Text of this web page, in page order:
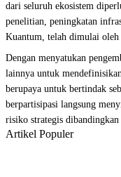
dari seluruh ekosistem
penelitian, peningkatan
Kuantum, telah dimulai oleh
Dengan menyatukan
lainnya untuk
berupaya untuk bertindak
berpartisipasi langsung
risiko strategis dibandingkan
Artikel Populer